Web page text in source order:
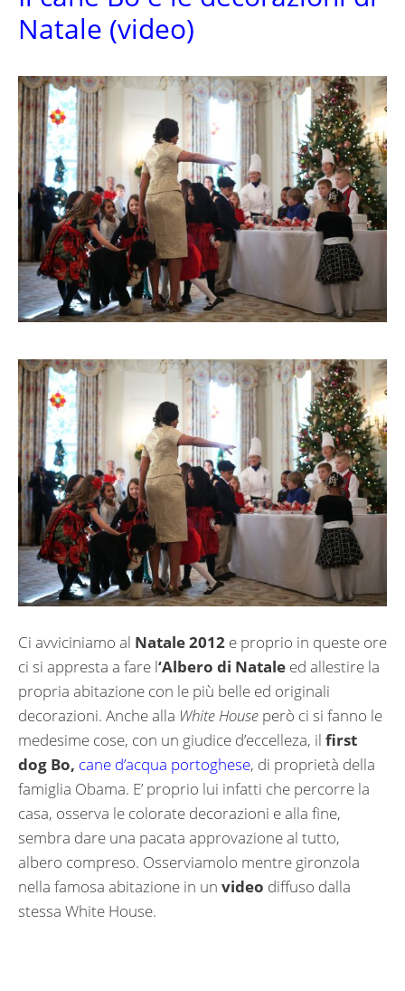
Natale (video)
Ci avviciniamo al Natale 2012 e proprio in queste ore
ci si appresta a fare l‘Albero di Natale ed allestire la
propria abitazione con le più belle ed originali
decorazioni. Anche alla White House però ci si fanno le
medesime cose, con un giudice d’eccelleza, il first
dog Bo, cane d’acqua portoghese, di proprietà della
famiglia Obama. E’ proprio lui infatti che percorre la
casa, osserva le colorate decorazioni e alla fine,
sembra dare una pacata approvazione al tutto,
albero compreso. Osserviamolo mentre gironzola
nella famosa abitazione in un video diffuso dalla
stessa White House.